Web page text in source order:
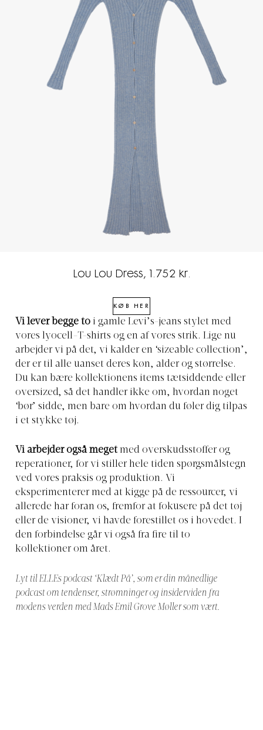
Lou Lou Dress, 1.752 kr.
KØB HER
Vi lever begge to i gamle Levi’s-jeans stylet med
vores lyocell-T-shirts og en af vores strik. Lige nu
arbejder vi på det, vi kalder en ‘sizeable collection’,
der er til alle uanset deres køn, alder og størrelse.
Du kan bære kollektionens items tætsiddende eller
oversized, så det handler ikke om, hvordan noget
‘bør’ sidde, men bare om hvordan du føler dig tilpas
i et stykke tøj.
Vi arbejder også megetmed overskudsstoffer og
reperationer, for vi stiller hele tiden spørgsmålstegn
ved vores praksis og produktion. Vi
eksperimenterer med at kigge på de ressourcer, vi
allerede har foran os, fremfor at fokusere på det tøj
eller de visioner, vi havde forestillet os i hovedet. I
den forbindelse går vi også fra fire til to
kollektioner om året.
Lyt til ELLEs podcast ‘Klædt På’, som er din månedlige
podcast om tendenser, strømninger og insiderviden fra
modens verden med Mads Emil Grove Møller som vært.